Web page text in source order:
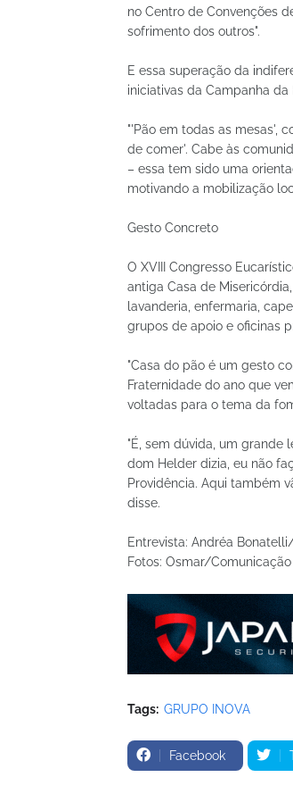
no Centro de Convenções
sofrimento dos outros".
E essa superação da
iniciativas da Campanha da
"'Pão em todas as mesas',
de comer'. Cabe às
– essa tem sido uma
motivando a mobilização
Gesto Concreto
O XVIII Congresso
antiga Casa de
lavanderia, enfermaria,
grupos de apoio e oficinas
"Casa do pão é um gesto
Fraternidade do ano que
voltadas para o tema da
"É, sem dúvida, um grande
dom Helder dizia, eu não
Providência. Aqui também
disse.
Entrevista: Andréa
Fotos: Osmar/Comunicação
Tags: GRUPO INOVA
Facebook